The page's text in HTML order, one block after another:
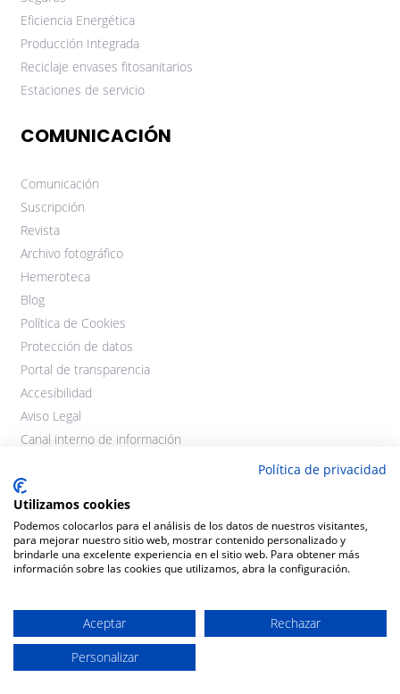
Eficiencia Energética
Producción Integrada
Reciclaje envases fitosanitarios
Estaciones de servicio
COMUNICACIÓN
Comunicación
Suscripción
Revista
Archivo fotográfico
Hemeroteca
Blog
Política de Cookies
Protección de datos
Portal de transparencia
Accesibilidad
Aviso Legal
Canal interno de información
derechos reservados.
Diseño y desarrollo:THEGECO
Política de privacidad
Utilizamos cookies
Podemos colocarlos para el análisis de los datos de nuestros visitantes,
para mejorar nuestro sitio web, mostrar contenido personalizado y
brindarle una excelente experiencia en el sitio web. Para obtener más
información sobre las cookies que utilizamos, abra la configuración.
Aceptar
Rechazar
Personalizar